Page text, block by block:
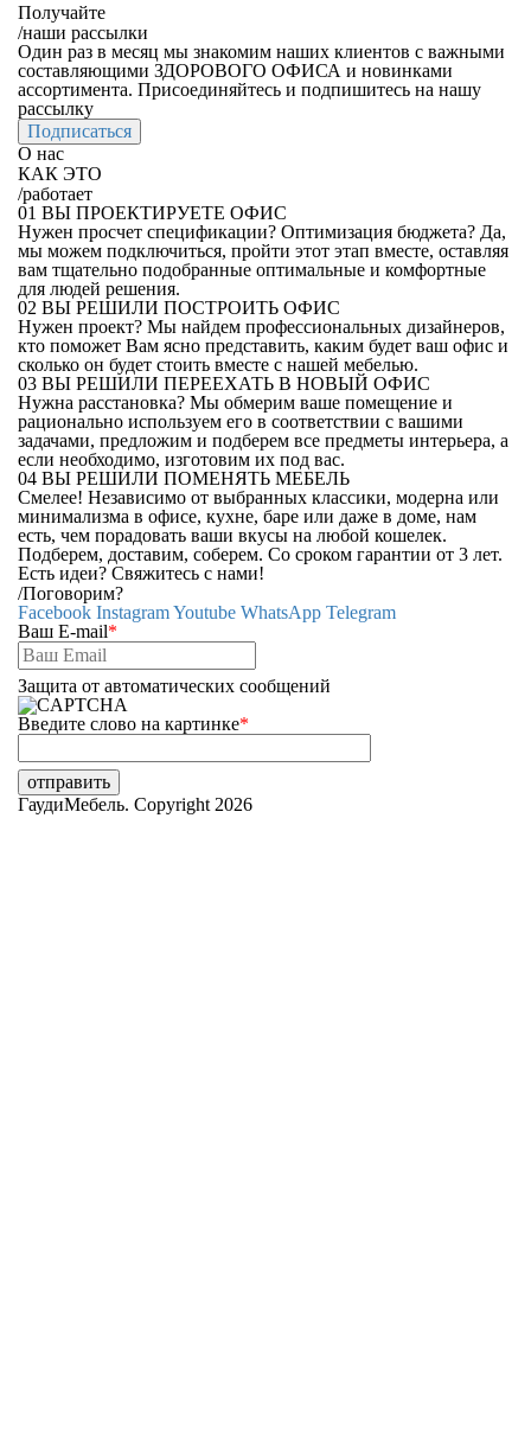
Получайте
/наши рассылки
Один раз в месяц мы знакомим наших клиентов с важными
составляющими ЗДОРОВОГО ОФИСА и новинками
ассортимента. Присоединяйтесь и подпишитесь на нашу
рассылку
Подписаться
О нас
КАК ЭТО
/работает
01 ВЫ ПРОЕКТИРУЕТЕ ОФИС
Нужен просчет спецификации? Оптимизация бюджета? Да,
мы можем подключиться, пройти этот этап вместе, оставляя
вам тщательно подобранные оптимальные и комфортные
для людей решения.
02 ВЫ РЕШИЛИ ПОСТРОИТЬ ОФИС
Нужен проект? Мы найдем профессиональных дизайнеров,
кто поможет Вам ясно представить, каким будет ваш офис и
сколько он будет стоить вместе с нашей мебелью.
03 ВЫ РЕШИЛИ ПЕРЕЕХАТЬ В НОВЫЙ ОФИС
Нужна расстановка? Мы обмерим ваше помещение и
рационально используем его в соответствии с вашими
задачами, предложим и подберем все предметы интерьера, а
если необходимо, изготовим их под вас.
04 ВЫ РЕШИЛИ ПОМЕНЯТЬ МЕБЕЛЬ
Смелее! Независимо от выбранных классики, модерна или
минимализма в офисе, кухне, баре или даже в доме, нам
есть, чем порадовать ваши вкусы на любой кошелек.
Подберем, доставим, соберем. Со сроком гарантии от 3 лет.
Есть идеи? Свяжитесь с нами!
/Поговорим?
Facebook InstagramYoutube WhatsApp Telegram
Ваш E-mail*
Защита от автоматических сообщений
Введите слово на картинке*
ГаудиМебель. Copyright 2026